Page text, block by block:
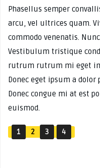
Phasellus semper
arcu, vel ultrices quam.
commodo venenatis.
Vestibulum tristique
rutrum rutrum mi eget
Donec eget ipsum a
Donec congue mi at est
euismod.
1 2 3 4